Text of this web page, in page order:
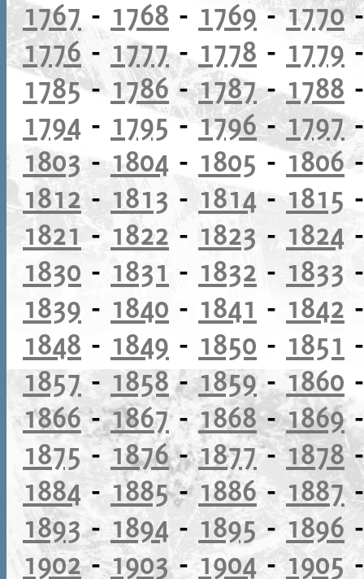
1767 - 1768 - 1769- 1770
1776 - 1777- 1778 - 1779
1785- 1786-1787-1788
1794 - 1795-1796-1797
1803- 1804 - 1805 -1806
1812- 1813 - 1814 - 1815
1821-1822 - 1823 - 1824
1830 - 1831 - 1832 - 1833
1839 - 1840 - 1841 - 1842
1848 - 1849 - 1850 - 1851
1857-1858-1859- 1860
1866-1867-1868-1869
1875 -1876-1877-1878
1884 - 1885-1886- 1887
1893- 1894 - 1895 - 1896
1902-1903-1904-1905